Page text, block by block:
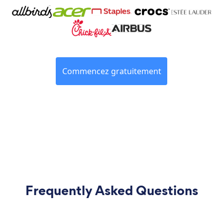
Commencez gratuitement
Frequently Asked Questions